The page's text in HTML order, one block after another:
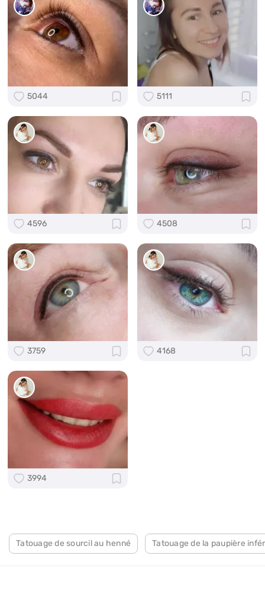
5044 5111
4596 4508
3759 4168
3994
Tatouage de sourcil au henné Tatouage de la paupière